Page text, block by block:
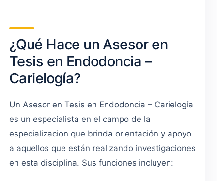
¿Qué Hace un Asesor en
Tesis en Endodoncia –
Carielogía?
Un Asesor en Tesis en Endodoncia – Carielogía
es un especialista en el campo de la
especializacion que brinda orientación y apoyo
a aquellos que están realizando investigaciones
en esta disciplina. Sus funciones incluyen: